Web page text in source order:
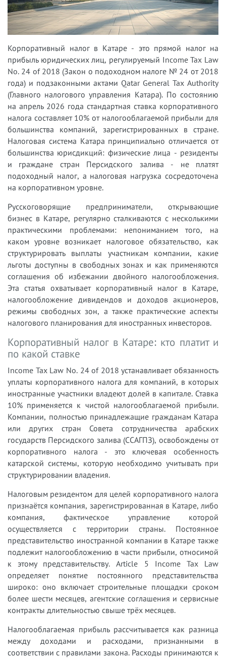
Корпоративный налог в Катаре - это прямой налог на
прибыль юридических лиц, регулируемый Income Tax Law
No. 24 of 2018 (Закон о подоходном налоге № 24 от 2018
года) и подзаконными актами Qatar General Tax Authority
(Главного налогового управления Катара). По состоянию
на апрель 2026 года стандартная ставка корпоративного
налога составляет 10% от налогооблагаемой прибыли для
большинства компаний, зарегистрированных в стране.
Налоговая система Катара принципиально отличается от
большинства юрисдикций: физические лица - резиденты
и граждане стран Персидского залива - не платят
подоходный налог, а налоговая нагрузка сосредоточена
на корпоративном уровне.
Русскоговорящие предприниматели, открывающие
бизнес в Катаре, регулярно сталкиваются с несколькими
практическими проблемами: непониманием того, на
каком уровне возникает налоговое обязательство, как
структурировать выплаты участникам компании, какие
льготы доступны в свободных зонах и как применяются
соглашения об избежании двойного налогообложения.
Эта статья охватывает корпоративный налог в Катаре,
налогообложение дивидендов и доходов акционеров,
режимы свободных зон, а также практические аспекты
налогового планирования для иностранных инвесторов.
Корпоративный налог в Катаре: кто платит и
по какой ставке
Income Tax Law No. 24 of 2018 устанавливает обязанность
уплаты корпоративного налога для компаний, в которых
иностранные участники владеют долей в капитале. Ставка
10% применяется к чистой налогооблагаемой прибыли.
Компании, полностью принадлежащие гражданам Катара
или других стран Совета сотрудничества арабских
государств Персидского залива (ССАГПЗ), освобождены от
корпоративного налога - это ключевая особенность
катарской системы, которую необходимо учитывать при
структурировании владения.
Налоговым резидентом для целей корпоративного налога
признаётся компания, зарегистрированная в Катаре, либо
компания, фактическое управление которой
осуществляется с территории страны. Постоянное
представительство иностранной компании в Катаре также
подлежит налогообложению в части прибыли, относимой
к этому представительству. Article 5 Income Tax Law
определяет понятие постоянного представительства
широко: оно включает строительные площадки сроком
более шести месяцев, агентские соглашения и сервисные
контракты длительностью свыше трёх месяцев.
Налогооблагаемая прибыль рассчитывается как разница
между доходами и расходами, признанными в
соответствии с правилами закона. Расходы принимаются к